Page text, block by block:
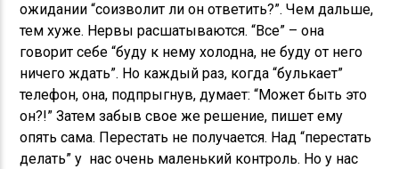
ожидании “соизволит ли он ответить?”. Чем дальше,
тем хуже. Нервы расшатываются. “Все” – она
говорит себе “буду к нему холодна, не буду от него
ничего ждать”. Но каждый раз, когда “булькает”
телефон, она, подпрыгнув, думает: “Может быть это
он?!” Затем забыв свое же решение, пишет ему
опять сама. Перестать не получается. Над “перестать
делать” у нас очень маленький контроль. Но у нас